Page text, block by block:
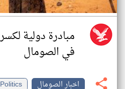
مبادرة دولية
في الصومال
اخبار الصومال
Politics